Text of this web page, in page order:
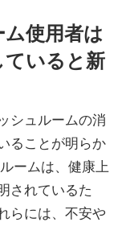
使用者は
いると新
シュルームの消
ることが明らか
ームは、健康上
されているた
らには、不安や